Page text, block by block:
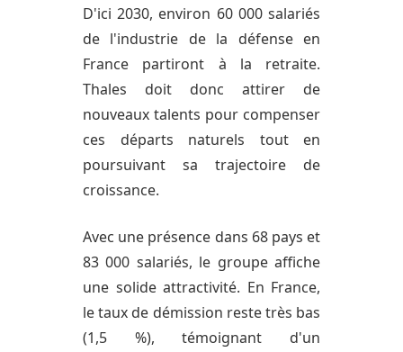
D'ici 2030, environ 60 000 salariés
de l'industrie de la défense en
France partiront à la retraite.
Thales doit donc attirer de
nouveaux talents pour compenser
ces départs naturels tout en
poursuivant sa trajectoire de
croissance.
Avec une présence dans 68 pays et
83 000 salariés, le groupe affiche
une solide attractivité. En France,
le taux de démission reste très bas
(1,5 %), témoignant d'un